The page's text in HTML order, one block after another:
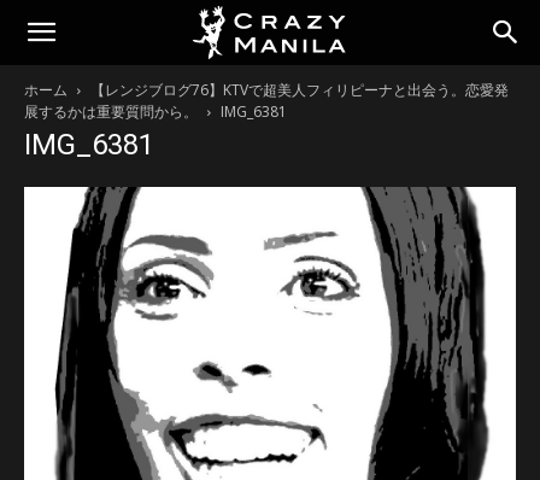
ホーム
【レンジブログ76】KTVで超美人フィリピーナと出会う。恋愛発
展するかは重要質問から。
IMG_6381
IMG_6381